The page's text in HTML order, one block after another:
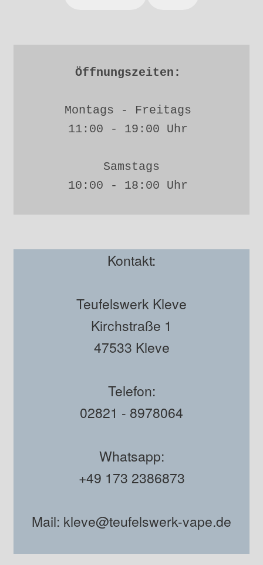
Öffnungszeiten:
Montags - Freitags
11:00 - 19:00 Uhr
Samstags
10:00 - 18:00 Uhr
Kontakt:
Teufelswerk Kleve
Kirchstraße 1
47533 Kleve
Telefon:
02821 - 8978064
Whatsapp:
+49 173 2386873
Mail: kleve@teufelswerk-vape.de